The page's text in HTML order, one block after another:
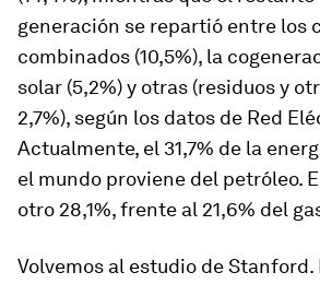
generación se repartió entre los
combinados (10,5%), la
solar (5,2%) y otras (residuos y
2,7%), según los datos de Red
Actualmente, el 31,7% de la
el mundo proviene del petróleo.
otro 28,1%, frente al 21,6% del
Volvemos al estudio de Stanford.